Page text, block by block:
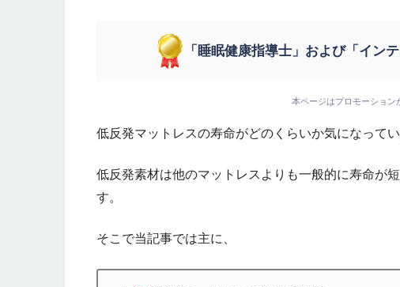
「睡眠健康指導士」および「イン
本ページはプロモーション
低反発マットレスの寿命がどのくらいか気になってい
低反発素材は他のマットレスよりも一般的に寿命が
す。
そこで当記事では主に、